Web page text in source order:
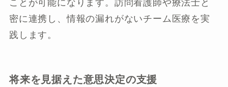
ことが可能になります。訪問看護師や療法士と
密に連携し、情報の漏れがないチーム医療を実
践します。
将来を見据えた意思決定の支援